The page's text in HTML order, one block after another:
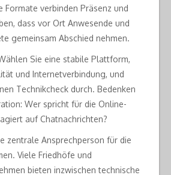
Formate verbinden Präsenz und
dass vor Ort Anwesende und
gemeinsam Abschied nehmen.
Sie eine stabile Plattform,
und Internetverbindung, und
Technikcheck durch. Bedenken
Wer spricht für die Online-
auf Chatnachrichten?
zentrale Ansprechperson für die
Viele Friedhöfe und
bieten inzwischen technische